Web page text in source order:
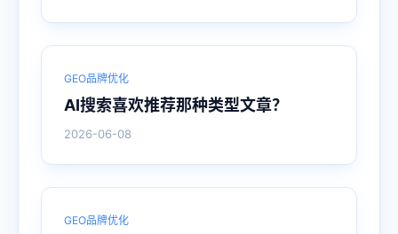
GEO品牌优化
AI搜索喜欢推荐那种类型文章？
2026-06-08
GEO品牌优化